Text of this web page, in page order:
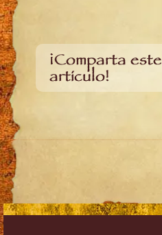
¡Comparta este
artículo!